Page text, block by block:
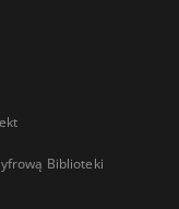
Biblioteki